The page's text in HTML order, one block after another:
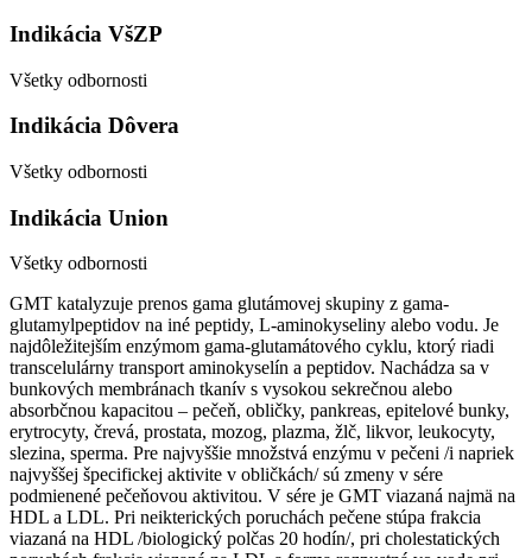
Indikácia VšZP
Všetky odbornosti
Indikácia Dôvera
Všetky odbornosti
Indikácia Union
Všetky odbornosti
GMT katalyzuje prenos gama glutámovej skupiny z gama-
glutamylpeptidov na iné peptidy, L-aminokyseliny alebo vodu. Je
najdôležitejším enzýmom gama-glutamátového cyklu, ktorý riadi
transcelulárny transport aminokyselín a peptidov. Nachádza sa v
bunkových membránach tkanív s vysokou sekrečnou alebo
absorbčnou kapacitou – pečeň, obličky, pankreas, epitelové bunky,
erytrocyty, črevá, prostata, mozog, plazma, žlč, likvor, leukocyty,
slezina, sperma. Pre najvyššie množstvá enzýmu v pečeni /i napriek
najvyššej špecifickej aktivite v obličkách/ sú zmeny v sére
podmienené pečeňovou aktivitou. V sére je GMT viazaná najmä na
HDL a LDL. Pri neikterických poruchách pečene stúpa frakcia
viazaná na HDL /biologický polčas 20 hodín/, pri cholestatických